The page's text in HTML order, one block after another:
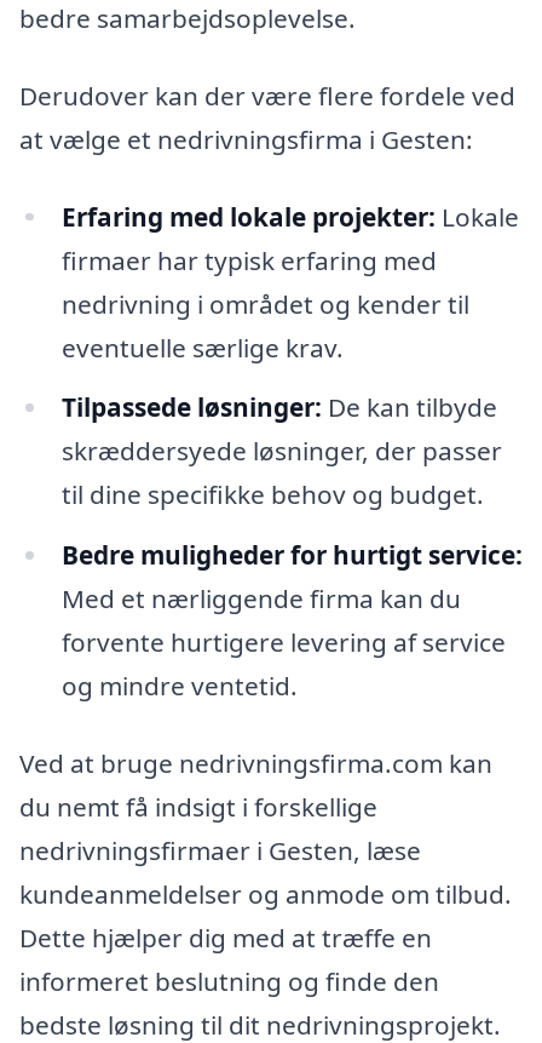
bedre samarbejdsoplevelse.
Derudover kan der være flere fordele ved
at vælge et nedrivningsfirma i Gesten:
Erfaring med lokale projekter: Lokale
firmaer har typisk erfaring med
nedrivning i området og kender til
eventuelle særlige krav.
Tilpassede løsninger: De kan tilbyde
skræddersyede løsninger, der passer
til dine specifikke behov og budget.
Bedre muligheder for hurtigt service:
Med et nærliggende firma kan du
forvente hurtigere levering af service
og mindre ventetid.
Ved at bruge nedrivningsfirma.com kan
du nemt få indsigt i forskellige
nedrivningsfirmaer i Gesten, læse
kundeanmeldelser og anmode om tilbud.
Dette hjælper dig med at træffe en
informeret beslutning og finde den
bedste løsning til dit nedrivningsprojekt.